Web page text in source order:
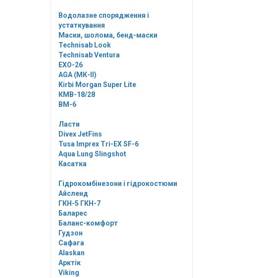
Водолазне спорядження і
устаткування
Маски, шолома, бенд-маски
Technisab Look
Technisab Ventura
EXO-26
AGA (МК-II)
Kirbi Morgan Super Lite
КМВ-18/28
ВМ-6
Ласти
Divex JetFins
Tusa Imprex Tri-EX SF-6
Aqua Lung Slingshot
Касатка
Гідрокомбінезони і гідрокостюми
Айсленд
ГКН-5 ГКН-7
Баларес
Баланс-комфорт
Гудзон
Сафага
Alaskan
Арктік
Viking